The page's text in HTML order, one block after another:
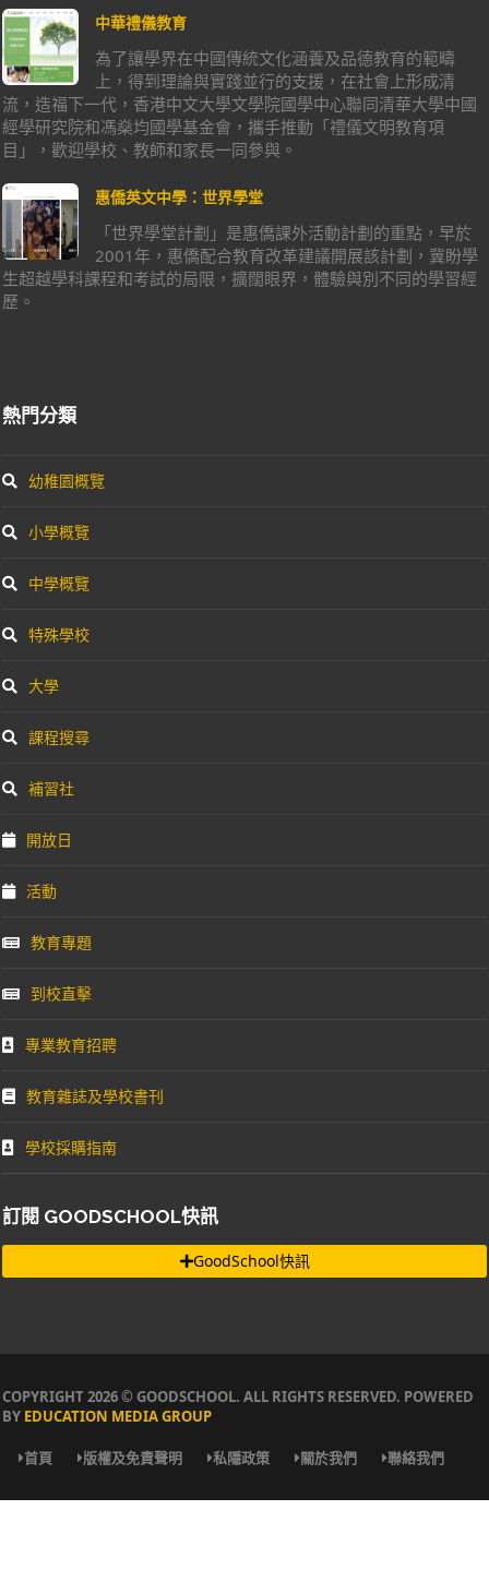
中華禮儀教育
為了讓學界在中國傳統文化涵養及品德教育的範疇
上，得到理論與實踐並行的支援，在社會上形成清
流，造福下一代，香港中文大學文學院國學中心聯同清華大學中國
經學研究院和馮燊均國學基金會，攜手推動「禮儀文明教育項
目」，歡迎學校、教師和家長一同參與。
惠僑英文中學：世界學堂
「世界學堂計劃」是惠僑課外活動計劃的重點，早於
2001年，惠僑配合教育改革建議開展該計劃，冀盼學
生超越學科課程和考試的局限，擴闊眼界，體驗與別不同的學習經
歷。
熱門分類
幼稚園概覽
小學概覽
中學概覽
特殊學校
大學
課程搜尋
補習社
開放日
活動
教育專題
到校直擊
專業教育招聘
教育雜誌及學校書刊
學校採購指南
訂閱 GOODSCHOOL快訊
GoodSchool快訊
COPYRIGHT 2026 © GOODSCHOOL. ALL RIGHTS RESERVED. POWERED
BY EDUCATION MEDIA GROUP
首頁 版權及免責聲明 私隱政策 關於我們 聯絡我們